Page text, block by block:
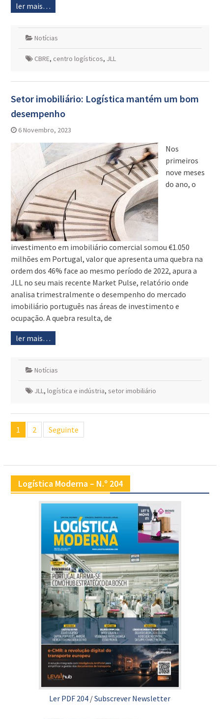
ler mais…
Notícias
CBRE, centro logísticos, JLL
Setor imobiliário: Logística mantém um bom
desempenho
6 Novembro, 2023
Nos
primeiros
nove meses
do ano, o
investimento em imobiliário comercial somou €1.050
milhões em Portugal, valor que apresenta uma quebra na
ordem dos 46% face ao mesmo período de 2022, apura a
JLL no seu mais recente Market Pulse, relatório onde
analisa trimestralmente o desempenho do mercado
imobiliário português nas áreas de investimento e
ocupação. A quebra resulta, de
ler mais…
Notícias
JLL, logística e indústria, setor imobiliário
Navegação
de
1 2 Seguinte
Logística Moderna – N.º 204
Ler PDF 204 /Subscrever Newsletter